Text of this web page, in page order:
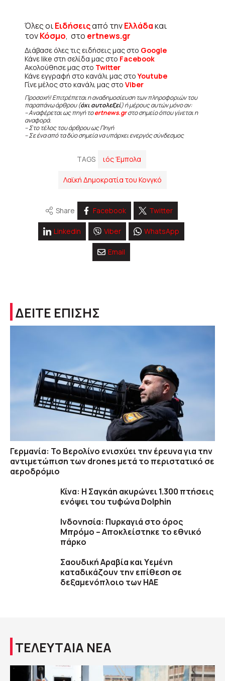
Όλες οιΕιδήσειςαπό τηνΕλλάδακαι
τονΚόσμο, στο ertnews.gr
Διάβασε όλες τις ειδήσεις μας στο Google
Κάνε like στη σελίδα μας στο Facebook
Ακολούθησε μας στο Twitter
Κάνε εγγραφή στο κανάλι μας στοYoutube
Γίνε μέλος στο κανάλι μας στο Viber
Προσοχή! Επιτρέπεται η αναδημοσίευση των πληροφοριών του
παραπάνω άρθρου (όχι αυτολεξεί) ή μέρους αυτών μόνο αν:
– Αναφέρεται ως πηγή τοertnews.grστο σημείο όπου γίνεται η
αναφορά.
– Στο τέλος του άρθρου ως Πηγή
– Σε ένα από τα δύο σημεία να υπάρχει ενεργός σύνδεσμος
TAGS ιός Έμπολα
Λαϊκή Δημοκρατία του Κονγκό
Share Facebook Twitter
Linkedin Viber WhatsApp
Email
ΔΕΙΤΕ ΕΠΙΣΗΣ
Γερμανία: Το Βερολίνο ενισχύει την έρευνα για την
αντιμετώπιση των drones μετά το περιστατικό σε
αεροδρόμιο
Κίνα: Η Σαγκάη ακυρώνει 1.300 πτήσεις
ενόψει του τυφώνα Dolphin
Ινδονησία: Πυρκαγιά στο όρος
Μπρόμο – Αποκλείστηκε το εθνικό
πάρκο
Σαουδική Αραβία και Υεμένη
καταδικάζουν την επίθεση σε
δεξαμενόπλοιο των ΗΑΕ
ΤΕΛΕΥΤΑΙΑ ΝΕΑ